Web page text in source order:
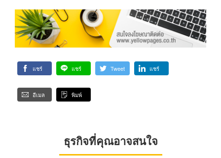
แชร์ แชร์ Tweet แชร์
อีเมล พิมพ์
ธุรกิจที่คุณอาจสนใจ